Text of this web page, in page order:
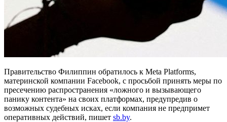
Правительство Филиппин обратилось к Meta Platforms,
материнской компании Facebook, с просьбой принять меры по
пресечению распространения «ложного и вызывающего
панику контента» на своих платформах, предупредив о
возможных судебных исках, если компания не предпримет
оперативных действий, пишет sb.by.